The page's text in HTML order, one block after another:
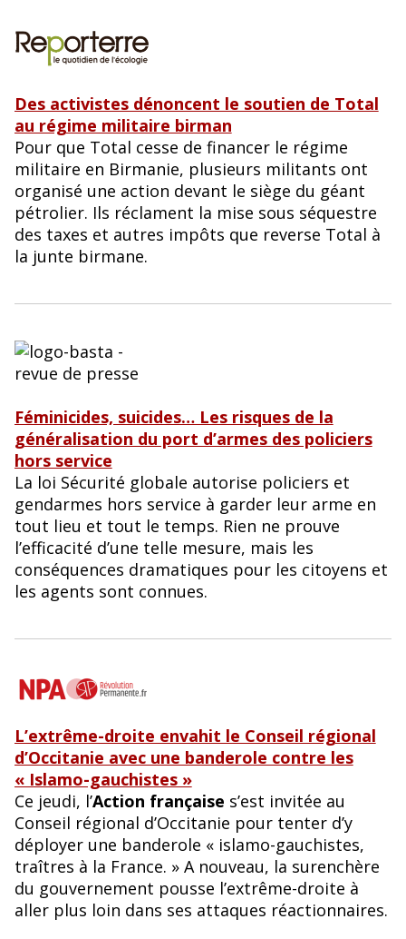
Des activistes dénoncent le soutien de Total
au régime militaire birman
Pour que Total cesse de financer le régime
militaire en Birmanie, plusieurs militants ont
organisé une action devant le siège du géant
pétrolier. Ils réclament la mise sous séquestre
des taxes et autres impôts que reverse Total à
la junte birmane.
Féminicides, suicides… Les risques de la
généralisation du port d’armes des policiers
hors service
La loi Sécurité globale autorise policiers et
gendarmes hors service à garder leur arme en
tout lieu et tout le temps. Rien ne prouve
l’efficacité d’une telle mesure, mais les
conséquences dramatiques pour les citoyens et
les agents sont connues.
L’extrême-droite envahit le Conseil régional
d’Occitanie avec une banderole contre les
« Islamo-gauchistes »
Ce jeudi, l’Action française s’est invitée au
Conseil régional d’Occitanie pour tenter d’y
déployer une banderole « islamo-gauchistes,
traîtres à la France. » A nouveau, la surenchère
du gouvernement pousse l’extrême-droite à
aller plus loin dans ses attaques réactionnaires.